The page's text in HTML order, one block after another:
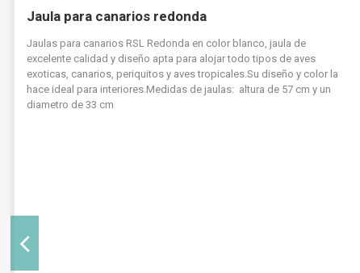
Jaula para canarios redonda
Jaulas para canarios RSL Redonda en color blanco, jaula de
excelente calidad y diseño apta para alojar todo tipos de aves
exoticas, canarios, periquitos y aves tropicales.Su diseño y color la
hace ideal para interiores.Medidas de jaulas: altura de 57 cm y un
diametro de 33 cm